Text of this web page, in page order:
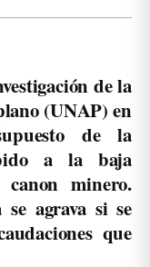
de la
(UNAP) en
de la
a la baja
minero.
se agrava si se
que